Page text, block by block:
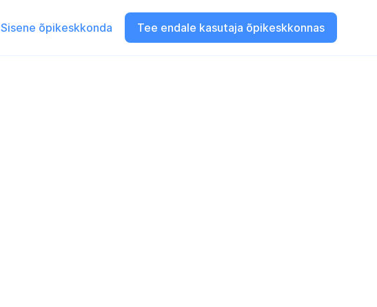
Sisene õpikeskkonda Tee endale kasutaja õpikeskkonnas